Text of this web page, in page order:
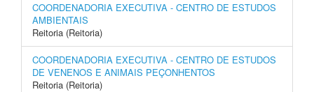
COORDENADORIA EXECUTIVA - CENTRO DE ESTUDOS
AMBIENTAIS
Reitoria (Reitoria)
COORDENADORIA EXECUTIVA - CENTRO DE ESTUDOS
DE VENENOS E ANIMAIS PEÇONHENTOS
Reitoria (Reitoria)